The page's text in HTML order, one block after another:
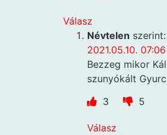
Válasz
Névtelen szerint:
2021.05.10. 07:06
Bezzeg mikor
szunyókált
3
5
Válasz